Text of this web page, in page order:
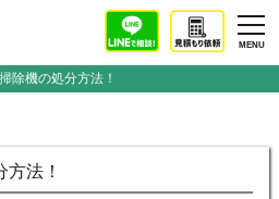
除機の処分方法！
方法！